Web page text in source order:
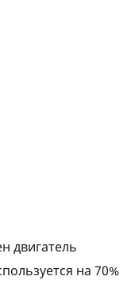
двигатель
на 70%